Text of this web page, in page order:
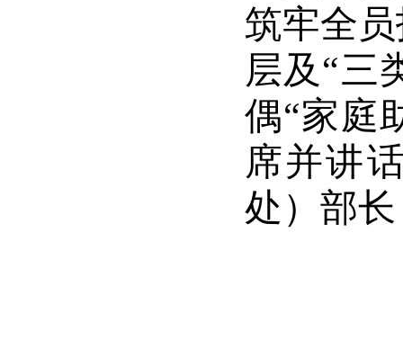
筑牢全
层及“三
偶“家庭
席并讲
处）部